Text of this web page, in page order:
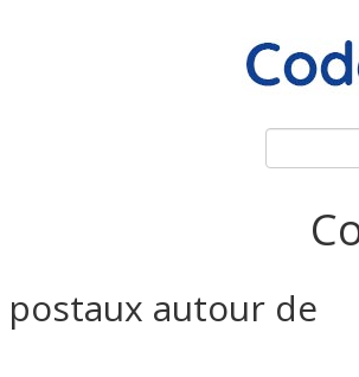
postaux autour de